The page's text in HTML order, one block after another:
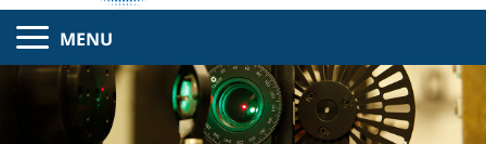
MENU